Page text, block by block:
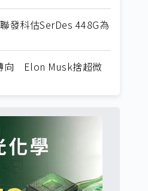
發科估SerDes 448G為
向 Elon Musk捨超微